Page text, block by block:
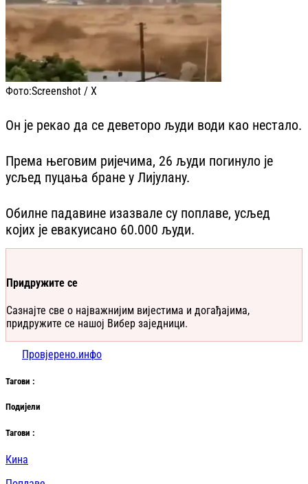
Фото:Screenshot / X
Он је рекао да се деветоро људи води као нестало.
Према његовим ријечима, 26 људи погинуло је
усљед пуцања бране у Лијулану.
Обилне падавине изазвале су поплаве, усљед
којих је евакуисано 60.000 људи.
Придружите се
Сазнајте све о најважнијим вијестима и догађајима,
придружите се нашој Вибер заједници.
Провјерено.инфо
Тагови :
Подијели
Тагови :
Кина